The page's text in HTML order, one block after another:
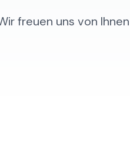
freuen uns von